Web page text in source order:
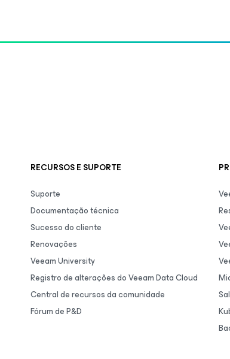
RECURSOS E SUPORTE
Suporte
Documentação técnica
Sucesso do cliente
Renovações
Veeam University
Registro de alterações do Veeam Data Cloud
Central de recursos da comunidade
Fórum de P&D